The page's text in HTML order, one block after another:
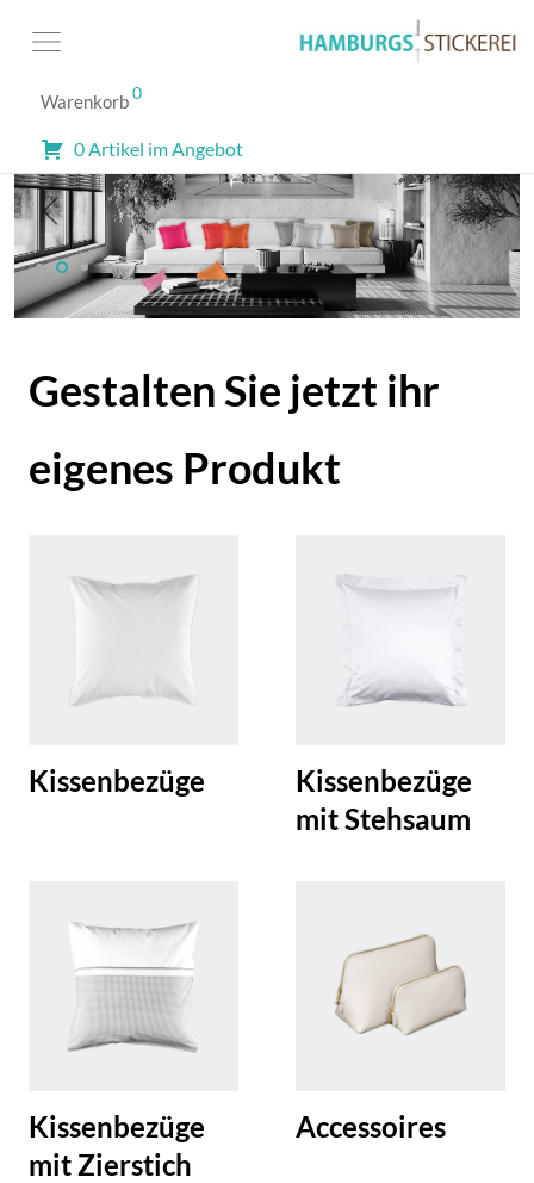
Warenkorb0
0 Artikel im Angebot
Previous Next
Gestalten Sie jetzt ihr
eigenes Produkt
Kissenbezüge
Kissenbezüge
mit Stehsaum
Kissenbezüge
mit Zierstich
Accessoires